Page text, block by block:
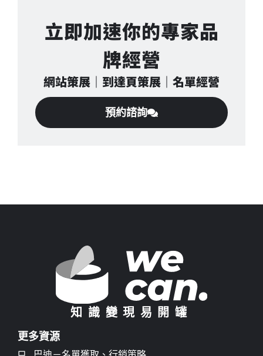
立即加速你的專家品
牌經營
網站策展｜到達頁策展｜名單經營
預約諮詢
知識變現易開罐
更多資源